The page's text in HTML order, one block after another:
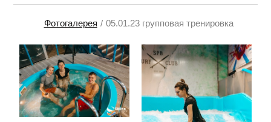
Фотогалерея 05.01.23 групповая тренировка